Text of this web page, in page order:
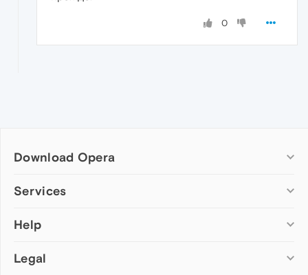
0
Download Opera
Computer browsers
Opera for Mac
Opera beta version
Services
Add-ons
Wallpapers
Help
Help & support
Legal